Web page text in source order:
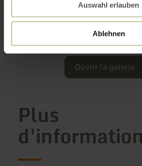
Auswahl erlauben
Ablehnen
Ouvrir la galerie
Plus